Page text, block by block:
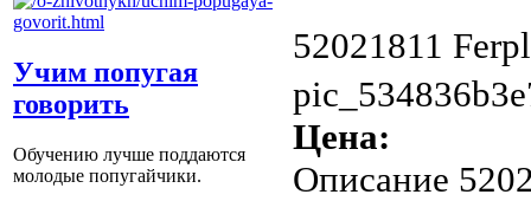
Учим попугая
говорить
Обучению лучше поддаются
молодые попугайчики.
52021811
Цена:
Описание